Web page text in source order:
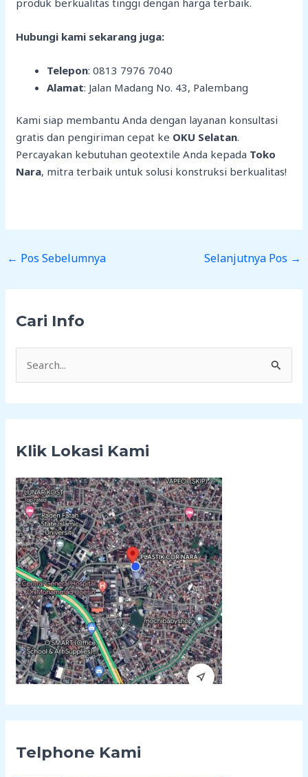
Hubungi kami sekarang juga:
Telepon: 0813 7976 7040
Alamat: Jalan Madang No. 43, Palembang
Kami siap membantu Anda dengan layanan konsultasi
gratis dan pengiriman cepat ke OKU Selatan.
Percayakan kebutuhan geotextile Anda kepada Toko
Nara, mitra terbaik untuk solusi konstruksi berkualitas!
← Pos Sebelumnya Selanjutnya Pos →
Cari Info
u
t
u
k
:
Klik Lokasi Kami
Telphone Kami